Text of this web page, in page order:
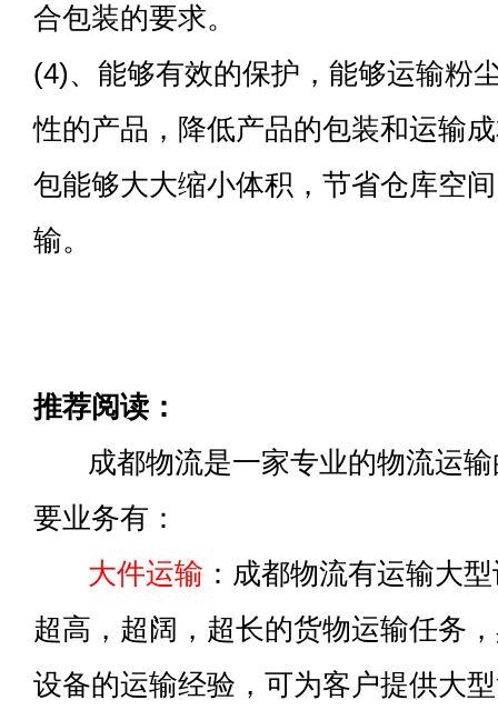
合包装的要求。
(4)、能够有效的保护，能够运输粉
性的产品，降低产品的包装和运输
包能够大大缩小体积，节省仓库空
输。
推荐阅读：
成都物流是一家专业的物流运输
要业务有：
大件运输 ：成都物流有运输大
超高，超阔，超长的货物运输任务
设备的运输经验，可为客户提供大